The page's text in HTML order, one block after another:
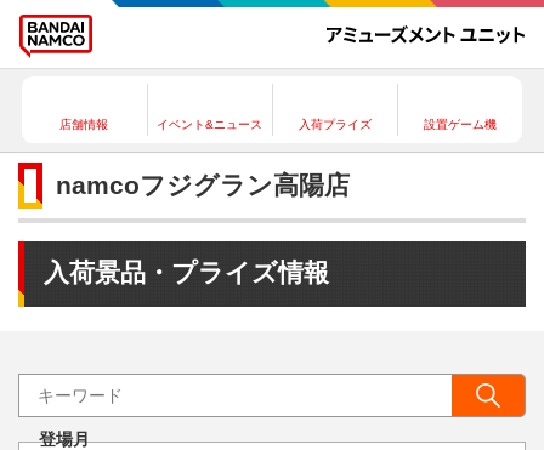
店舗情報 イベント&ニュース 入荷プライズ 設置ゲーム機
namcoフジグラン高陽店
入荷景品・プライズ情報
登場月